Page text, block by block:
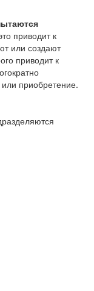
приводит к
или создают
приводит к
приобретение.